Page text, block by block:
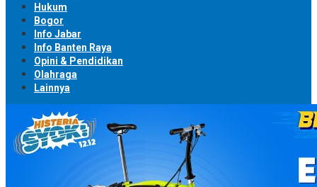
Hukum
Bogor
Info Jabar
Info Banten Raya
Opini & Pendidikan
Olahraga
Lainnya